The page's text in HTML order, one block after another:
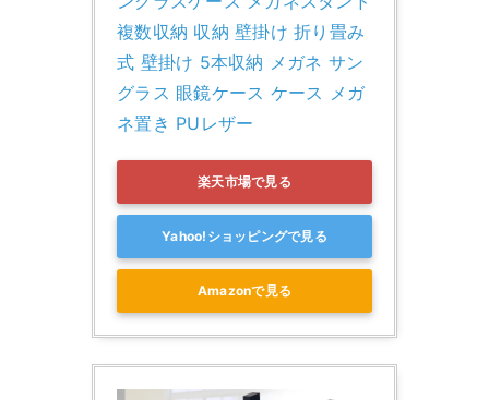
複数収納 収納 壁掛け 折り畳み
式 壁掛け 5本収納 メガネ サン
グラス 眼鏡ケース ケース メガ
ネ置き PUレザー
楽天市場で見る
Yahoo!ショッピングで見る
Amazonで見る